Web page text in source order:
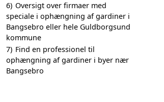
6) Oversigt over firmaer med
speciale i ophængning af gardiner i
Bangsebro eller hele Guldborgsund
kommune
7) Find en professionel til
ophængning af gardiner i byer nær
Bangsebro